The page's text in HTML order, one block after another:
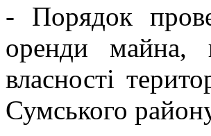
- Порядок
оренди майна,
власності
Сумського